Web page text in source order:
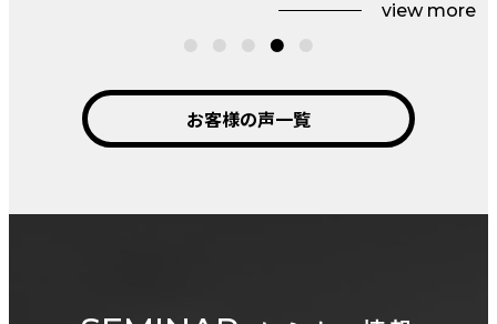
view more
お客様の声一覧